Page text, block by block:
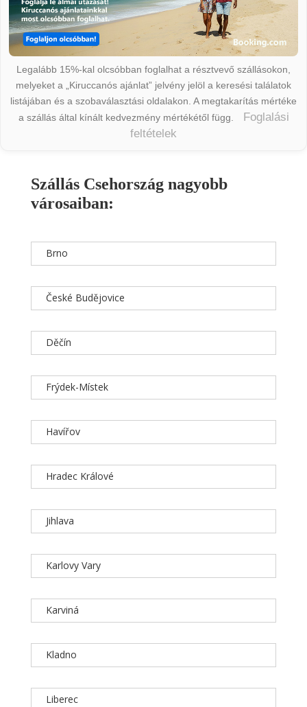
Legalább 15%-kal olcsóbban foglalhat a résztvevő szállásokon,
melyeket a „Kiruccanós ajánlat” jelvény jelöl a keresési találatok
listájában és a szobaválasztási oldalakon. A megtakarítás mértéke
a szállás által kínált kedvezmény mértékétől függ.
Foglalási
feltételek
Szállás Csehország nagyobb
városaiban:
Brno
České Budějovice
Děčín
Frýdek-Místek
Havířov
Hradec Králové
Jihlava
Karlovy Vary
Karviná
Kladno
Liberec